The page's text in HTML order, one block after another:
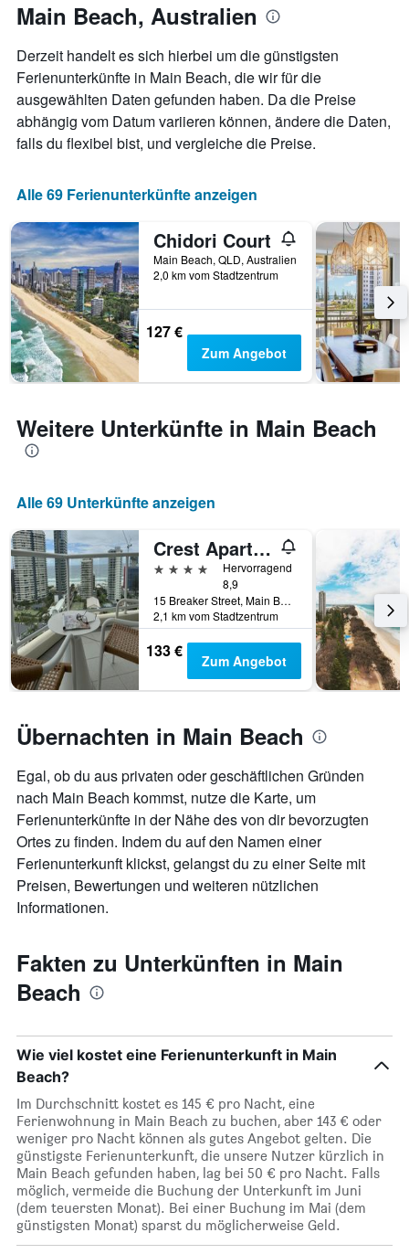
Aufenthaltsdatum
rückt.
Diagramm
hat
1
X-
Achse,
die
der
Tage
vor
dem
Aufenthalt
anzeigt
Das
Diagramm
hat
1
Y-
den
durchschnittlichen
Zimmerpreis
Main Beach, Australien
Derzeit handelt es sich hierbei um die günstigsten
Ferienunterkünfte in Main Beach, die wir für die
ausgewählten Daten gefunden haben. Da die Preise
abhängig vom Datum variieren können, ändere die Daten,
falls du flexibel bist, und vergleiche die Preise.
Alle 69 Ferienunterkünfte anzeigen
Chidori Court
Main Beach, QLD, Australien
2,0 km vom Stadtzentrum
127 €
Zum Angebot
Weitere Unterkünfte in Main Beach
Alle 69 Unterkünfte anzeigen
Crest Apartments
4 Sterne
Hervorragend
8,9
15 Breaker Street, Main Beach, QLD, Australien
2,1 km vom Stadtzentrum
133 € Zum Angebot
Übernachten in Main Beach
Egal, ob du aus privaten oder geschäftlichen Gründen
nach Main Beach kommst, nutze die Karte, um
Ferienunterkünfte in der Nähe des von dir bevorzugten
Ortes zu finden. Indem du auf den Namen einer
Ferienunterkunft klickst, gelangst du zu einer Seite mit
Preisen, Bewertungen und weiteren nützlichen
Informationen.
Fakten zu Unterkünften in Main
Beach
Wie viel kostet eine Ferienunterkunft in Main
Beach?
Im Durchschnitt kostet es 145 € pro Nacht, eine
Ferienwohnung in Main Beach zu buchen, aber 143 € oder
weniger pro Nacht können als gutes Angebot gelten. Die
günstigste Ferienunterkunft, die unsere Nutzer kürzlich in
Main Beach gefunden haben, lag bei 50 € pro Nacht. Falls
möglich, vermeide die Buchung der Unterkunft im Juni
(dem teuersten Monat). Bei einer Buchung im Mai (dem
günstigsten Monat) sparst du möglicherweise Geld.